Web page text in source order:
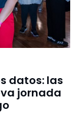
datos: las
jornada